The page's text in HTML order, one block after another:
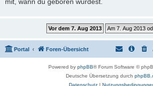
Portal Foren-Übersicht
Powered by phpBB® Forum Software ©
Deutsche Übersetzung durch